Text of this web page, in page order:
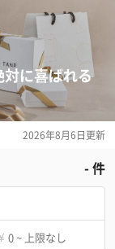
対に喜ばれる
2026年8月6日更新
-件
0 ~ 上限なし